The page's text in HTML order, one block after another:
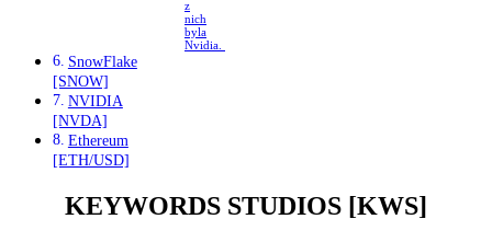
z
nich
byla
Nvidia.
SnowFlake
[SNOW]
NVIDIA
[NVDA]
Ethereum
[ETH/USD]
KEYWORDS STUDIOS [KWS]